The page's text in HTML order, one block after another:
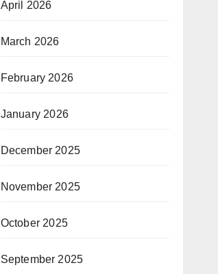
April 2026
March 2026
February 2026
January 2026
December 2025
November 2025
October 2025
September 2025